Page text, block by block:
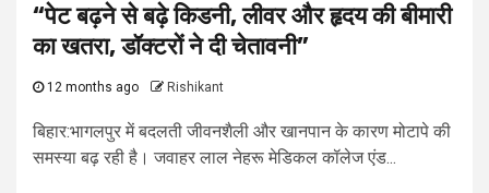
“पेट बढ़ने से बढ़े किडनी, लीवर और हृदय की बीमारी
का खतरा, डॉक्टरों ने दी चेतावनी”
12 months ago Rishikant
बिहार:भागलपुर में बदलती जीवनशैली और खानपान के कारण मोटापे की
समस्या बढ़ रही है। जवाहर लाल नेहरू मेडिकल कॉलेज एंड...